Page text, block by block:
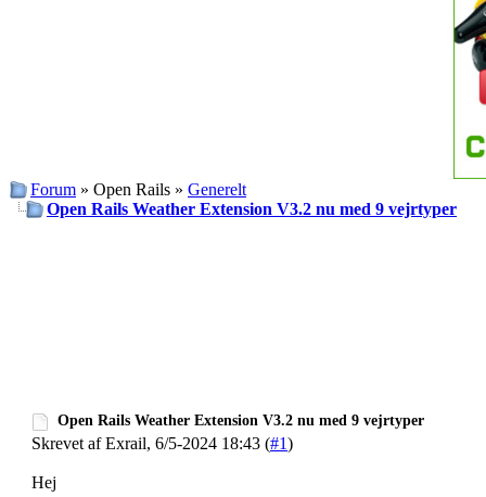
Forum » Open Rails » Generelt
Open Rails Weather Extension V3.2 nu med 9 vejrtyper
Open Rails Weather Extension V3.2 nu med 9 vejrtyper
Skrevet af Exrail, 6/5-2024 18:43 (#1)
Hej